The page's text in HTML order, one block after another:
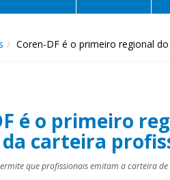
Coren-DF é o primeiro regional
é o primeiro
carteira
que profissionais emitam a carteira